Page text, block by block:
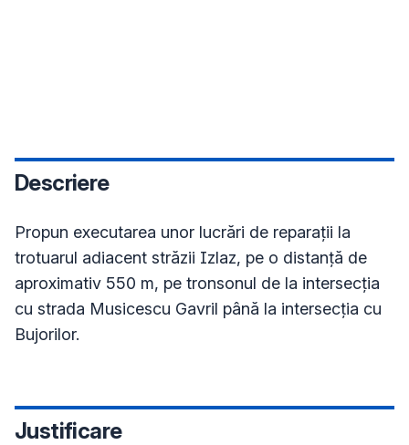
Descriere
Propun executarea unor lucrări de reparații la
trotuarul adiacent străzii Izlaz, pe o distanță de
aproximativ 550 m, pe tronsonul de la intersecția
cu strada Musicescu Gavril până la intersecția cu
Bujorilor.
Justificare